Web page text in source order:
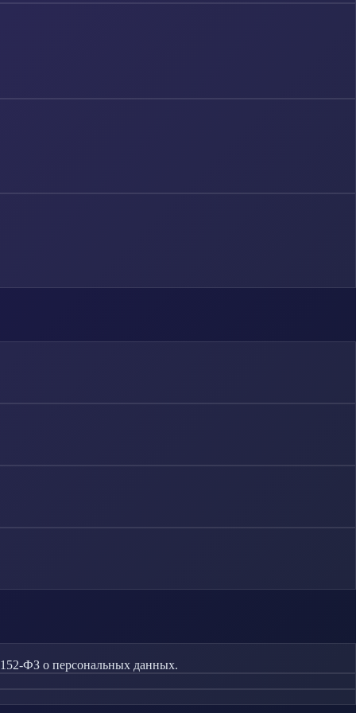
ФЗ о персональных данных.